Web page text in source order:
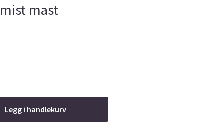
mast
Legg i handlekurv